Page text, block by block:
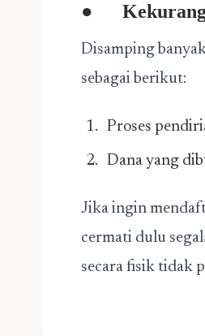
●
Disamping
sebagai berikut:
Proses
Dana yang
Jika ingin
cermati dulu
secara fisik tidak